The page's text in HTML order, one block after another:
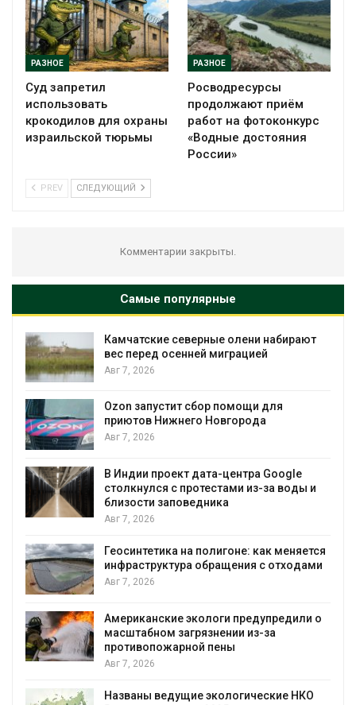
РАЗНОЕ
Суд запретил
использовать
крокодилов для охраны
израильской тюрьмы
РАЗНОЕ
Росводресурсы
продолжают приём
работ на фотоконкурс
«Водные достояния
России»
PREV СЛЕДУЮЩИЙ
Комментарии закрыты.
Самые популярные
набирают
для
Google
за воды и
как меняется
с отходами
о
за
НКО
Тайфун, засуха и пожары: сразу
несколько регионов
Солнечные панели над
воду
Авг 7, 2026
Авг 7, 2026
уборку контейнерных
Авг 7, 2026
воды